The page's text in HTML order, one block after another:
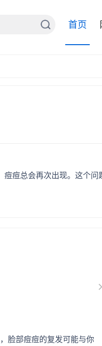
首页
痘痘总会再次出现。这个问
脸部痘痘的复发可能与你